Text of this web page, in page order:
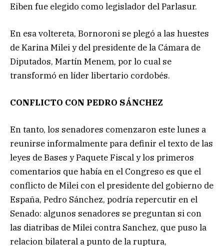
Eiben fue elegido como legislador del Parlasur.
En esa voltereta, Bornoroni se plegó a las huestes
de Karina Milei y del presidente de la Cámara de
Diputados, Martín Menem, por lo cual se
transformó en líder libertario cordobés.
CONFLICTO CON PEDRO SÁNCHEZ
En tanto, los senadores comenzaron este lunes a
reunirse informalmente para definir el texto de las
leyes de Bases y Paquete Fiscal y los primeros
comentarios que había en el Congreso es que el
conflicto de Milei con el presidente del gobierno de
España, Pedro Sánchez, podría repercutir en el
Senado: algunos senadores se preguntan si con
las diatribas de Milei contra Sanchez, que puso la
relacion bilateral a punto de la ruptura,